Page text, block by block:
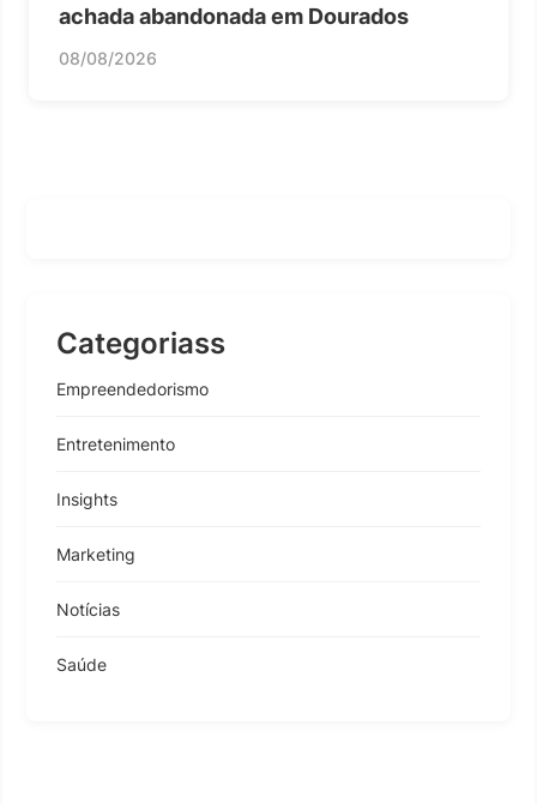
achada abandonada em Dourados
08/08/2026
Categoriass
Empreendedorismo
Entretenimento
Insights
Marketing
Notícias
Saúde